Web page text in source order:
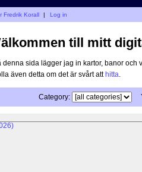
Fredrik Korall | Log in
till mitt
denna sida lägger jag in kartor, banor och
även detta om det är svårt atthitta
Category: